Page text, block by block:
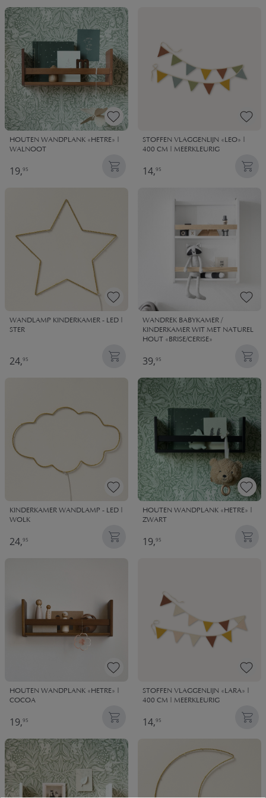
HOUTEN WANDPLANK «HETRE» |
WALNOOT
19,95
STOFFEN VLAGGENLIJN «LEO» |
400 CM | MEERKLEURIG
14,95
WANDLAMP KINDERKAMER - LED |
STER
24,95
WANDREK BABYKAMER /
KINDERKAMER WIT MET NATUREL
HOUT «BRISE/CERISE»
39,95
KINDERKAMER WANDLAMP - LED |
WOLK
24,95
HOUTEN WANDPLANK «HETRE» |
ZWART
19,95
HOUTEN WANDPLANK «HETRE» |
COCOA
19,95
STOFFEN VLAGGENLIJN «LARA» |
400 CM | MEERKLEURIG
14,95